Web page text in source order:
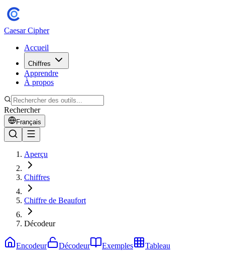
Caesar Cipher
Accueil
Chiffres
Apprendre
À propos
Rechercher
Français
Aperçu
Chiffres
Chiffre de Beaufort
Décodeur
Encodeur Décodeur Exemples Tableau